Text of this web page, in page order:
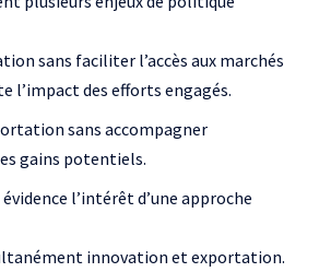
sans faciliter l’accès aux marchés
l’impact des efforts engagés.
sans accompagner
gains potentiels.
l’intérêt d’une approche
innovation et exportation.